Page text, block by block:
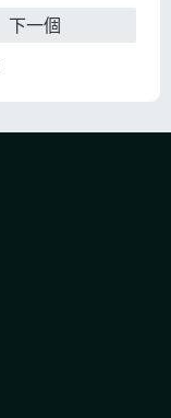
下一個